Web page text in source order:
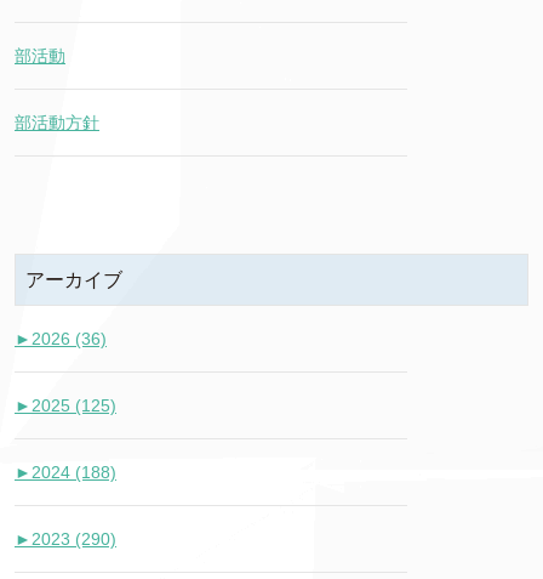
部活動
部活動方針
アーカイブ
► 2026 (36)
► 2025 (125)
► 2024 (188)
► 2023 (290)